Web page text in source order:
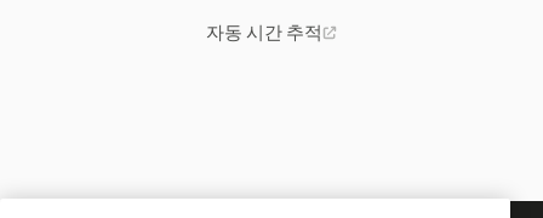
자동 시간 추적